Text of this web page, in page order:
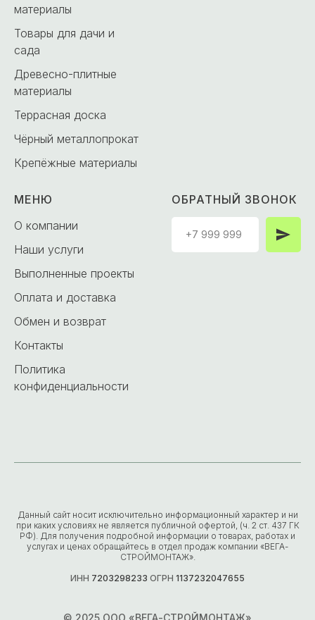
материалы
Товары для дачи и
сада
Древесно-плитные
материалы
Террасная доска
Чёрный металлопрокат
Крепёжные материалы
МЕНЮ
О компании
Наши услуги
Выполненные проекты
Оплата и доставка
Обмен и возврат
Контакты
Политика
конфиденциальности
ОБРАТНЫЙ ЗВОНОК
Данный сайт носит исключительно информационный характер и ни
при каких условиях не является публичной офертой, (ч. 2 ст. 437 ГК
РФ). Для получения подробной информации о товарах, работах и
услугах и ценах обращайтесь в отдел продаж компании «ВЕГА-
СТРОЙМОНТАЖ».
ИНН 7203298233 ОГРН 1137232047655
© 2025 ООО «ВЕГА-СТРОЙМОНТАЖ»